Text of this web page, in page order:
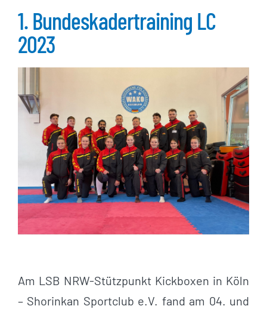
1. Bundeskadertraining LC
2023
Am LSB NRW-Stützpunkt Kickboxen in Köln
– Shorinkan Sportclub e.V. fand am 04. und